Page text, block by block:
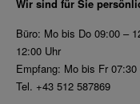
Wir sind für Sie
Büro: Mo bis Do 09:00 –
12:00 Uhr
Empfang: Mo bis Fr
Tel. +43 512 587869